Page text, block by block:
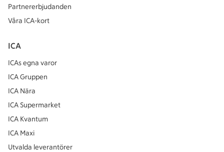
Partnererbjudanden
Våra ICA-kort
ICA
ICAs egna varor
ICA Gruppen
ICA Nära
ICA Supermarket
ICA Kvantum
ICA Maxi
Utvalda leverantörer